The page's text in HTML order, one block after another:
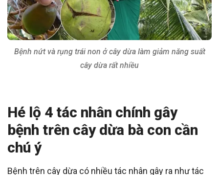
Bệnh nứt và rụng trái non ở cây dừa làm giảm năng suất
cây dừa rất nhiều
Hé lộ 4 tác nhân chính gây
bệnh trên cây dừa bà con cần
chú ý
Bệnh trên cây dừa có nhiều tác nhân gây ra như tác